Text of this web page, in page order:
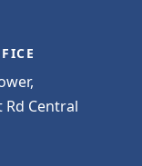
Rd Central